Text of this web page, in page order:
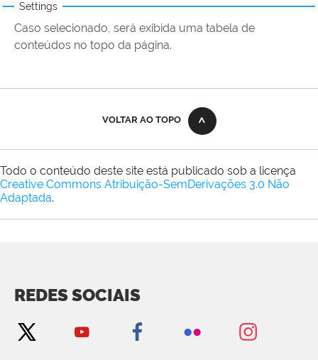
Settings
Caso selecionado, será exibida uma tabela de
conteúdos no topo da página.
VOLTAR AO TOPO
Todo o conteúdo deste site está publicado sob a licença
Creative Commons Atribuição-SemDerivações 3.0 Não
Adaptada.
REDES SOCIAIS